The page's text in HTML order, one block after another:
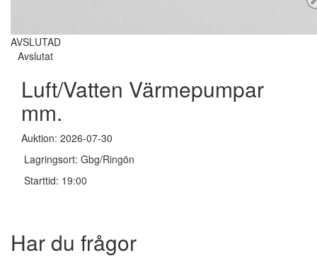
AVSLUTAD
Avslutat
Luft/Vatten Värmepumpar
mm.
Auktion: 2026-07-30
Lagringsort: Gbg/Ringön
Starttid: 19:00
Har du frågor